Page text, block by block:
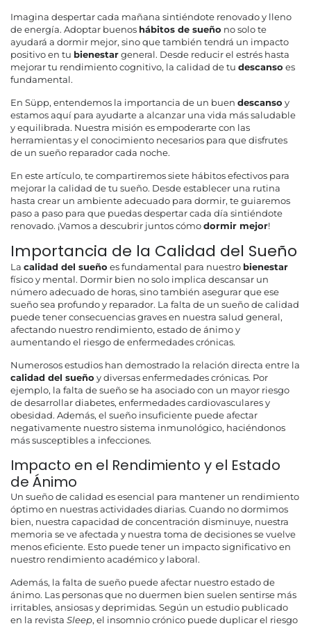
Imagina despertar cada mañana sintiéndote renovado y lleno
de energía. Adoptar buenos hábitos de sueño no solo te
ayudará a dormir mejor, sino que también tendrá un impacto
positivo en tu bienestargeneral. Desde reducir el estrés hasta
mejorar tu rendimiento cognitivo, la calidad de tu descanso es
fundamental.
En Süpp, entendemos la importancia de un buen descanso y
estamos aquí para ayudarte a alcanzar una vida más saludable
y equilibrada. Nuestra misión es empoderarte con las
herramientas y el conocimiento necesarios para que disfrutes
de un sueño reparador cada noche.
En este artículo, te compartiremos siete hábitos efectivos para
mejorar la calidad de tu sueño. Desde establecer una rutina
hasta crear un ambiente adecuado para dormir, te guiaremos
paso a paso para que puedas despertar cada día sintiéndote
renovado. ¡Vamos a descubrir juntos cómodormir mejor!
Importancia de la Calidad del Sueño
La calidad del sueño es fundamental para nuestro bienestar
físico y mental. Dormir bien no solo implica descansar un
número adecuado de horas, sino también asegurar que ese
sueño sea profundo y reparador. La falta de un sueño de calidad
puede tener consecuencias graves en nuestra salud general,
afectando nuestro rendimiento, estado de ánimo y
aumentando el riesgo de enfermedades crónicas.
Numerosos estudios han demostrado la relación directa entre la
calidad del sueño y diversas enfermedades crónicas. Por
ejemplo, la falta de sueño se ha asociado con un mayor riesgo
de desarrollar diabetes, enfermedades cardiovasculares y
obesidad. Además, el sueño insuficiente puede afectar
negativamente nuestro sistema inmunológico, haciéndonos
más susceptibles a infecciones.
Impacto en el Rendimiento y el Estado
de Ánimo
Un sueño de calidad es esencial para mantener un rendimiento
óptimo en nuestras actividades diarias. Cuando no dormimos
bien, nuestra capacidad de concentración disminuye, nuestra
memoria se ve afectada y nuestra toma de decisiones se vuelve
menos eficiente. Esto puede tener un impacto significativo en
nuestro rendimiento académico y laboral.
Además, la falta de sueño puede afectar nuestro estado de
ánimo. Las personas que no duermen bien suelen sentirse más
irritables, ansiosas y deprimidas. Según un estudio publicado
en la revista Sleep, el insomnio crónico puede duplicar el riesgo